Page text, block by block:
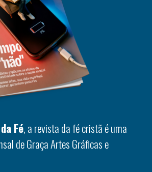
Fé, a revista da fé cristã é uma
de Graça Artes Gráficas e